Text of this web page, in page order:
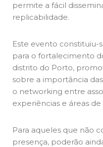
permite a fácil
replicabilidade.
Este evento
para o fortalecimento
distrito do Porto,
sobre a importância
o networking entre
experiências e áreas de
Para aqueles que não
presença, poderão